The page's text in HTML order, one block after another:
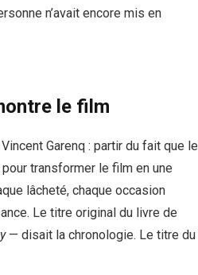
n’avait encore mis en
le film
Garenq : partir du fait que le
transformer le film en une
lâcheté, chaque occasion
Le titre original du livre de
— disait la chronologie. Le titre du